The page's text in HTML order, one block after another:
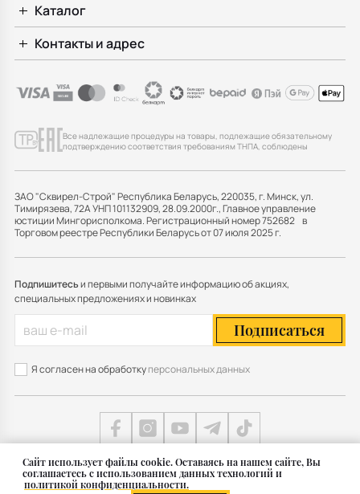
Cайт использует файлы cookie. Оставаясь на нашем сайте, Вы
соглашаетесь с использованием данных технологий и
политикой конфиденциальности.
Каталог
Контакты и адрес
Все надлежащие процедуры на товары, подлежащие обязательному
подтверждению соответствия требованиям ТНПА, соблюдены
ЗАО "Сквирел-Строй" Республика Беларусь, 220035, г. Минск, ул.
Тимирязева, 72А УНП 101132909, 28.09.2000г., Главное управление
юстиции Мингорисполкома. Регистрационный номер 752682 в
Торговом реестре Республики Беларусь от 07 июля 2025 г.
Подпишитесьи первыми получайте информацию об акциях,
специальных предложениях и новинках
Подписаться
Я согласен на обработкуперсональных данных
Карта сайта